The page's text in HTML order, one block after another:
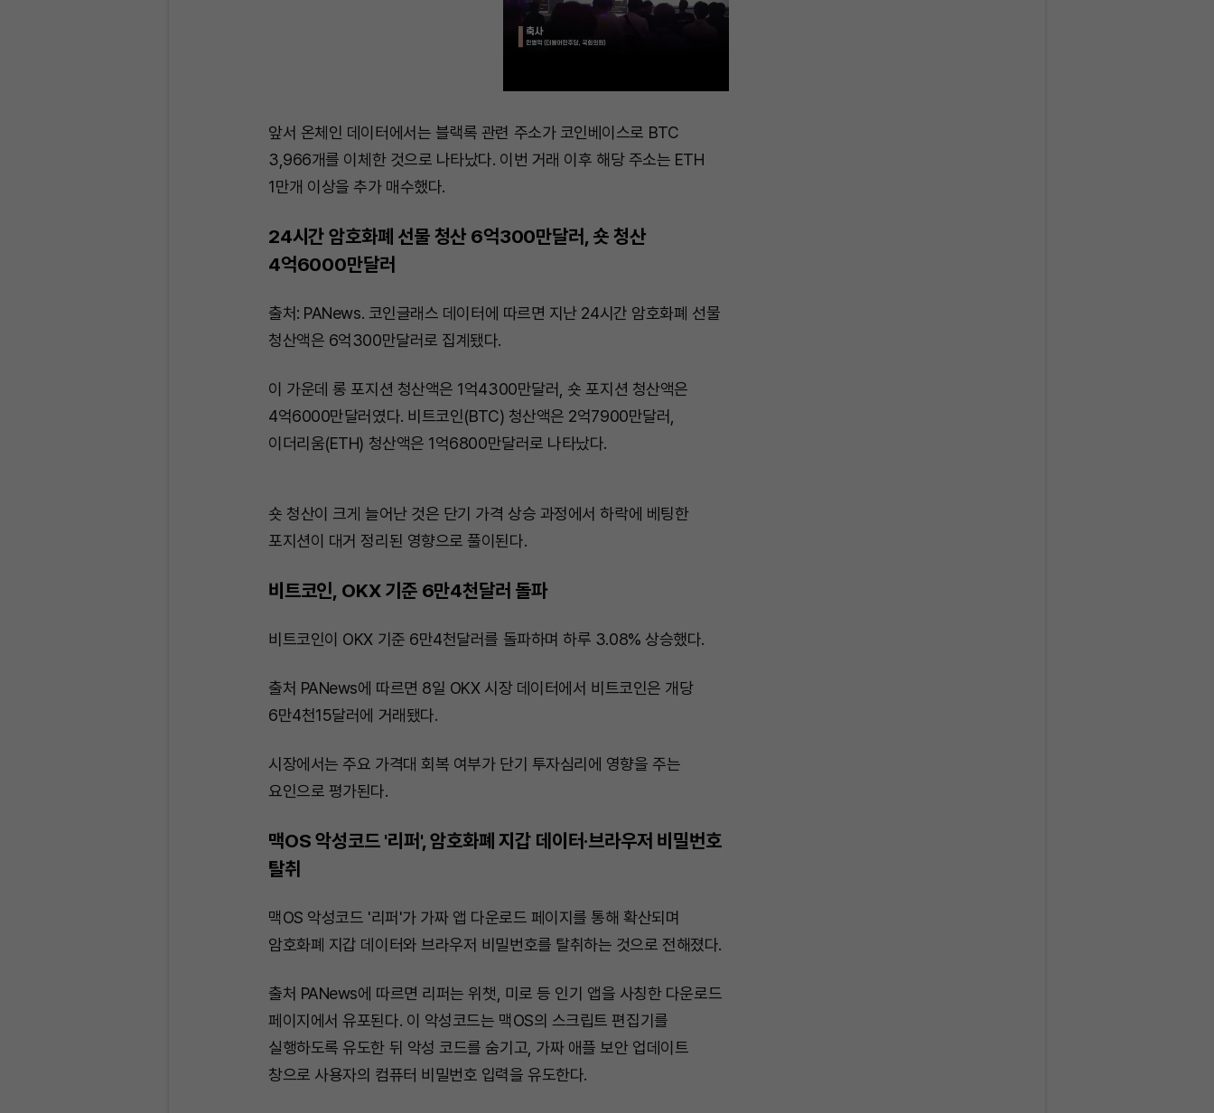
앞서 온체인 데이터에서는 블랙록 관련 주소가 코인베이스로 BTC
3,966개를 이체한 것으로 나타났다. 이번 거래 이후 해당 주소는 ETH
1만개 이상을 추가 매수했다.
24시간 암호화폐 선물 청산 6억300만달러, 숏 청산
4억6000만달러
출처: PANews. 코인글래스 데이터에 따르면 지난 24시간 암호화폐 선물
청산액은 6억300만달러로 집계됐다.
이 가운데 롱 포지션 청산액은 1억4300만달러, 숏 포지션 청산액은
4억6000만달러였다. 비트코인(BTC) 청산액은 2억7900만달러,
이더리움(ETH) 청산액은 1억6800만달러로 나타났다.
숏 청산이 크게 늘어난 것은 단기 가격 상승 과정에서 하락에 베팅한
포지션이 대거 정리된 영향으로 풀이된다.
비트코인, OKX 기준 6만4천달러 돌파
비트코인이 OKX 기준 6만4천달러를 돌파하며 하루 3.08% 상승했다.
출처 PANews에 따르면 8일 OKX 시장 데이터에서 비트코인은 개당
6만4천15달러에 거래됐다.
시장에서는 주요 가격대 회복 여부가 단기 투자심리에 영향을 주는
요인으로 평가된다.
맥OS 악성코드 '리퍼', 암호화폐 지갑 데이터·브라우저 비밀번호
탈취
맥OS 악성코드 '리퍼'가 가짜 앱 다운로드 페이지를 통해 확산되며
암호화폐 지갑 데이터와 브라우저 비밀번호를 탈취하는 것으로 전해졌다.
출처 PANews에 따르면 리퍼는 위챗, 미로 등 인기 앱을 사칭한 다운로드
페이지에서 유포된다. 이 악성코드는 맥OS의 스크립트 편집기를
실행하도록 유도한 뒤 악성 코드를 숨기고, 가짜 애플 보안 업데이트
창으로 사용자의 컴퓨터 비밀번호 입력을 유도한다.